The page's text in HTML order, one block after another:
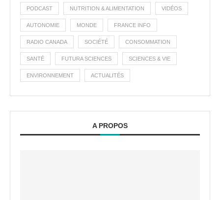
PODCAST NUTRITION & ALIMENTATION VIDÉOS
AUTONOMIE MONDE FRANCE INFO
RADIO CANADA SOCIÉTÉ CONSOMMATION
SANTÉ FUTURA SCIENCES SCIENCES & VIE
ENVIRONNEMENT ACTUALITÉS
A PROPOS